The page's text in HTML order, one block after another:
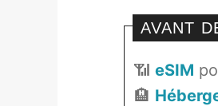
AVANT
📶 eSIM
🏨